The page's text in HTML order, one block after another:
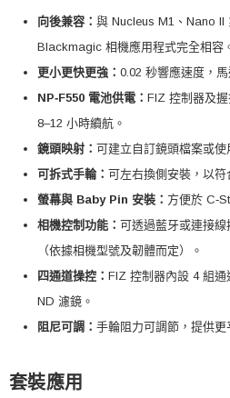
向後兼容：與 Nucleus M1、Nano II
Blackmagic 相機應用程式完全相容
更小更快更強：0.02 秒響應速度，
NP‑F550 電池供電：FIZ 控制器及
8–12 小時續航。
鏡頭映射：可建立自訂鏡頭檔案或使
可拆式手輪：可左右換側安裝，以符
螢幕與 Baby Pin 安裝：方便於
相機控制功能：可透過藍牙或連接
（依據相機型號及韌體而定）。
四通道操控：FIZ 控制器內設 4 組
ND 濾鏡。
阻尼可調：手輪阻力可調節，提供更
套裝應用